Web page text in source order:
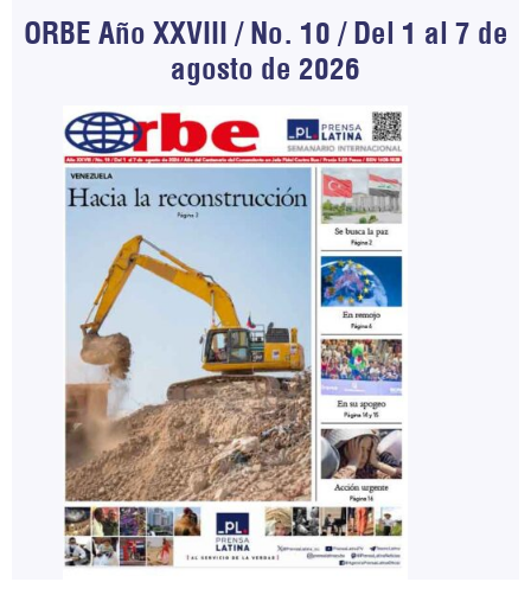
ORBE Año XXVIII / No. 10 / Del 1 al 7 de
agosto de 2026